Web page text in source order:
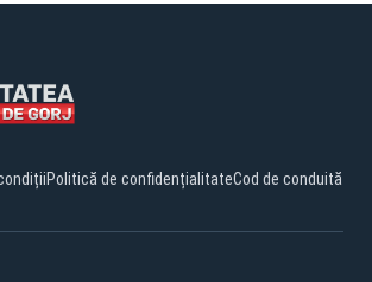
Politică de confidențialitateCod de conduită